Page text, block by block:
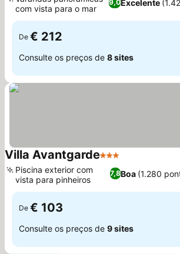
9,0Excelente
com vista para o mar
De € 212
Consulte os preços de 8 sites
Villa Avantgarde3 Estrelas
7,8Boa (1.280
Piscina exterior com
vista para pinheiros
De € 103
Consulte os preços de 9 sites